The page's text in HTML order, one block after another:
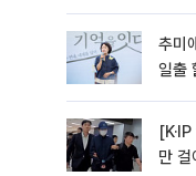
추미
일출
만 걸